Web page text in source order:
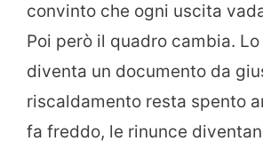
convinto che ogni uscita
Poi però il quadro cambia.
diventa un documento da
riscaldamento resta spento
fa freddo, le rinunce